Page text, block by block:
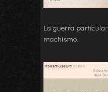
La guerra
machismo.